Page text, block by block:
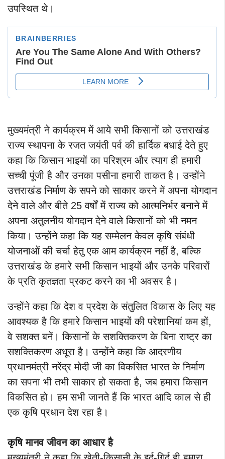
उपस्थित थे।
मुख्यमंत्री ने कार्यक्रम में आये सभी किसानों को उत्तराखंड
राज्य स्थापना के रजत जयंती पर्व की हार्दिक बधाई देते हुए
कहा कि किसान भाइयों का परिश्रम और त्याग ही हमारी
सच्ची पूंजी है और उनका पसीना हमारी ताकत है। उन्होंने
उत्तराखंड निर्माण के सपने को साकार करने में अपना योगदान
देने वाले और बीते 25 वर्षों में राज्य को आत्मनिर्भर बनाने में
अपना अतुलनीय योगदान देने वाले किसानों को भी नमन
किया। उन्होंने कहा कि यह सम्मेलन केवल कृषि संबंधी
योजनाओं की चर्चा हेतु एक आम कार्यक्रम नहीं है, बल्कि
उत्तराखंड के हमारे सभी किसान भाइयों और उनके परिवारों
के प्रति कृतज्ञता प्रकट करने का भी अवसर है।
उन्होंने कहा कि देश व प्रदेश के संतुलित विकास के लिए यह
आवश्यक है कि हमारे किसान भाइयों की परेशानियां कम हों,
वे सशक्त बनें। किसानों के सशक्तिकरण के बिना राष्ट्र का
सशक्तिकरण अधूरा है। उन्होंने कहा कि आदरणीय
प्रधानमंत्री नरेंद्र मोदी जी का विकसित भारत के निर्माण
का सपना भी तभी साकार हो सकता है, जब हमारा किसान
विकसित हो। हम सभी जानते हैं कि भारत आदि काल से ही
एक कृषि प्रधान देश रहा है।
कृषि मानव जीवन का आधार है